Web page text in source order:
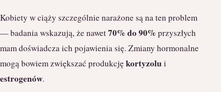
Kobiety w ciąży szczególnie narażone są na ten problem
— badania wskazują, że nawet70% do 90%przyszłych
mam doświadcza ich pojawienia się. Zmiany hormonalne
mogą bowiem zwiększać produkcję kortyzolui
estrogenów.